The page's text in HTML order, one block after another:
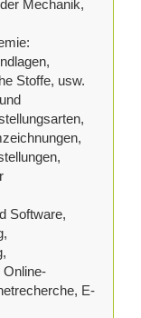
Mechanik,
Stoffe, usw.
Software,
Online-
E-